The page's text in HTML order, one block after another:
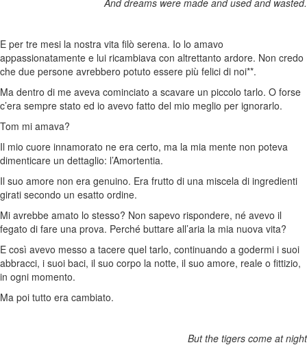
And dreams were made and used and wasted.
E per tre mesi la nostra vita filò serena. Io lo amavo
appassionatamente e lui ricambiava con altrettanto ardore. Non credo
che due persone avrebbero potuto essere più felici di noi**.
Ma dentro di me aveva cominciato a scavare un piccolo tarlo. O forse
c’era sempre stato ed io avevo fatto del mio meglio per ignorarlo.
Tom mi amava?
Il mio cuore innamorato ne era certo, ma la mia mente non poteva
dimenticare un dettaglio: l’Amortentia.
Il suo amore non era genuino. Era frutto di una miscela di ingredienti
girati secondo un esatto ordine.
Mi avrebbe amato lo stesso? Non sapevo rispondere, né avevo il
fegato di fare una prova. Perché buttare all’aria la mia nuova vita?
E così avevo messo a tacere quel tarlo, continuando a godermi i suoi
abbracci, i suoi baci, il suo corpo la notte, il suo amore, reale o fittizio,
in ogni momento.
Ma poi tutto era cambiato.
But the tigers come at night